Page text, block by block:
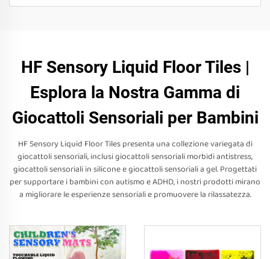
HF Sensory Liquid Floor Tiles |
Esplora la Nostra Gamma di
Giocattoli Sensoriali per Bambini
HF Sensory Liquid Floor Tiles presenta una collezione variegata di
giocattoli sensoriali, inclusi giocattoli sensoriali morbidi antistress,
giocattoli sensoriali in silicone e giocattoli sensoriali a gel. Progettati
per supportare i bambini con autismo e ADHD, i nostri prodotti mirano
a migliorare le esperienze sensoriali e promuovere la rilassatezza.